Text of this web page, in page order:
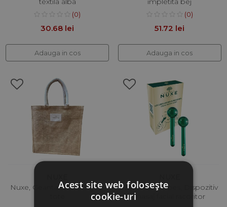
(0)
30.68 lei
Adauga in cos
(0)
51.72 lei
Adauga in cos
Nuxe, Geanta textila bej tip
Nuxe Ice Globes, Dispozitiv
masaj facial racoritor
Acest site web folosește
cookie-uri